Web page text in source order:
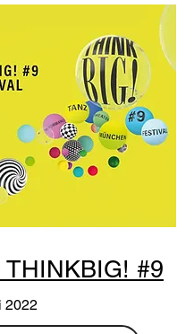
THINKBIG! #9
2022